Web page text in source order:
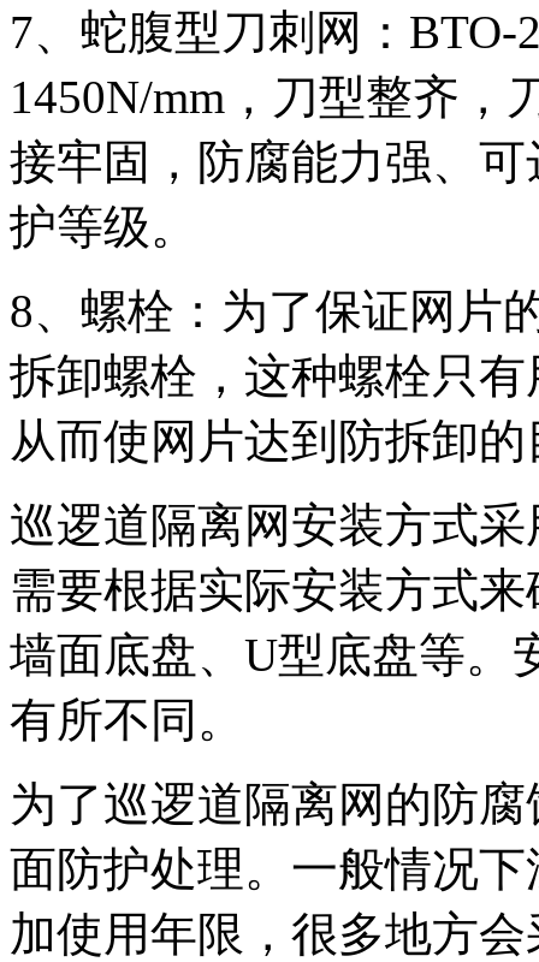
7、蛇腹型刀刺网：
1450N/mm，刀型整齐，
接牢固，防腐能力强、
护等级。
8、螺栓：为了保证网片
拆卸螺栓，这种螺栓只
从而使网片达到防拆卸
巡逻道隔离网安装方式
需要根据实际安装方式
墙面底盘、U型底盘等。
有所不同。
为了巡逻道隔离网的防
面防护处理。一般情况
加使用年限，很多地方